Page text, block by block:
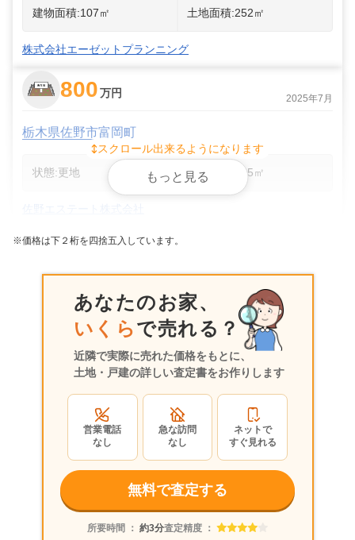
建物面積:107㎡ 土地面積:252㎡
株式会社エーゼットプランニング
800万円 2025年7月
栃木県佐野市富岡町
状態:更地 土地面積: 305㎡
3,500
栃木県佐野市富岡町
築年数:
9年
建物面積:122㎡ 土地面積:399㎡
1,900万円
栃木県佐野市富岡町
更地 土地面積:660㎡
スクロール出来るようになります
もっと見る
※価格は下２桁を四捨五入しています。
あなたのお家、
いくらで売れる？
近隣で実際に売れた価格をもとに、
土地・戸建の詳しい査定書をお作りします
営業電話
なし
急な訪問
なし
ネットで
すぐ見れる
無料で査定する
所要時間 ： 約3分査定精度 ：